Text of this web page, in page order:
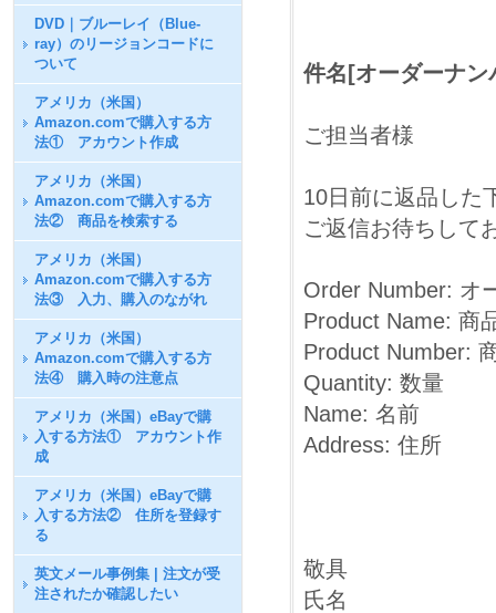
DVD｜ブルーレイ（Blue-
ray）のリージョンコードに
ついて
アメリカ（米国）
Amazon.comで購入する方
法① アカウント作成
アメリカ（米国）
Amazon.comで購入する方
法② 商品を検索する
アメリカ（米国）
Amazon.comで購入する方
法③ 入力、購入のながれ
アメリカ（米国）
Amazon.comで購入する方
法④ 購入時の注意点
アメリカ（米国）eBayで購
入する方法① アカウント作
成
アメリカ（米国）eBayで購
入する方法② 住所を登録す
る
英文メール事例集 | 注文が受
注されたか確認したい
件名[オーダーナ
ご担当者様
10日前に返品した
ご返信お待ちして
Order Number: オ
Product Name: 商
Product Number:
Quantity: 数量
Name: 名前
Address: 住所
敬具
氏名